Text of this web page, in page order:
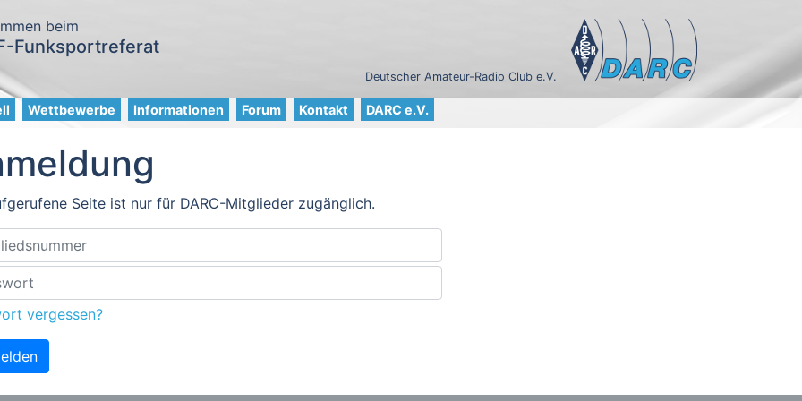
beim
Funksportreferat
Deutscher Amateur-Radio Club e.V.
Wettbewerbe Informationen Forum Kontakt DARC e.V.
Seite ist nur für DARC-Mitglieder zugänglich.
vergessen?